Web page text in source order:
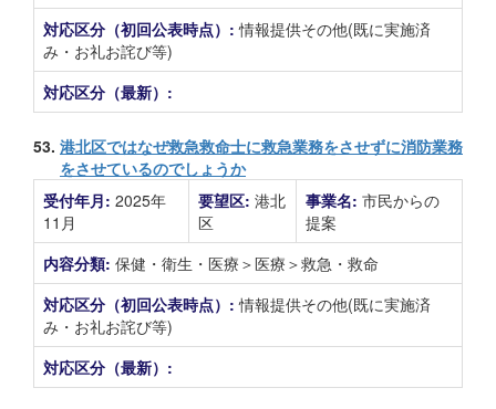
対応区分（初回公表時点）:情報提供その他(既に実施済
み・お礼お詫び等)
対応区分（最新）:
53. 港北区ではなぜ救急救命士に救急業務をさせずに消防業務
をさせているのでしょうか
受付年月: 2025年
11月
要望区: 港北
区
事業名: 市民からの
提案
内容分類: 保健・衛生・医療＞医療＞救急・救命
対応区分（初回公表時点）:情報提供その他(既に実施済
み・お礼お詫び等)
対応区分（最新）: